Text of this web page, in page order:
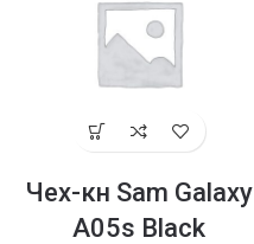
Чех-кн Sam Galaxy
A05s Black